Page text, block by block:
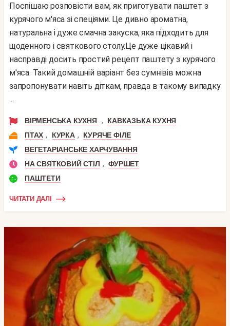
Поспішаю розповісти вам, як приготувати паштет з
курячого м'яса зі спеціями. Це дивно ароматна,
натуральна і дуже смачна закуска, яка підходить для
щоденного і святкового столу.Це дуже цікавий і
насправді досить простий рецепт паштету з курячого
м'яса. Такий домашній варіант без сумнівів можна
запропонувати навіть діткам, правда в такому випадку
...
ВІРМЕНСЬКА КУХНЯ ,
КАВКАЗЬКА КУХНЯ
ПТАХ , КУРКА ,
КУРЯЧЕ ФІЛЕ
ВЕГЕТАРІАНСЬКЕ ХАРЧУВАННЯ
НА СВЯТКОВИЙ СТІЛ , ФУРШЕТ
ПАШТЕТИ
ЧИТАТИ ДАЛІ